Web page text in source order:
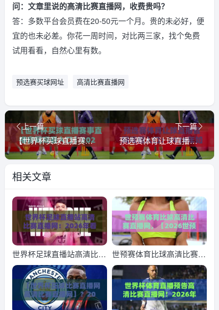
问：文章里说的高清比赛直播网，收费贵吗？
答：多数平台会员费在20-50元一个月。贵的未必好，便
宜的也未必差。你花一周时间，对比两三家，找个免费
试用看看，自然心里有数。
预选赛买球网址 高清比赛直播网
上一篇
【世界杯买球直播赛事直播官网观看入口】2026年最新指南：怎样找到靠谱高清渠道
下一篇
预选赛体育让球直播官网观看入口：2026年如何快速找到可靠平台？
相关文章
世界杯足球直播站高清比赛
直播网：2026年看球新选
择，这些平台让你不错过每
一脚射门
世预赛体育比球高清比赛直
播网，【2026世预赛】球
迷圈都在用的观赛神器